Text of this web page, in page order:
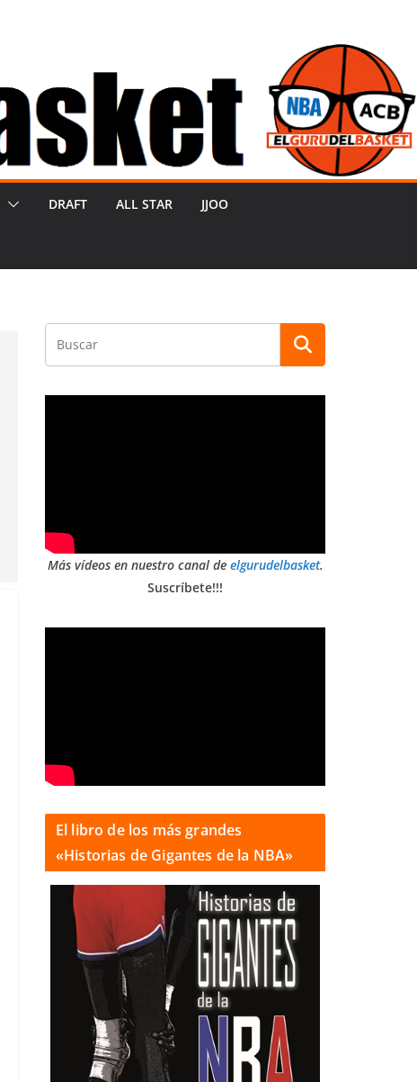
DRAFT ALL STAR JJOO
Más vídeos en nuestro canal de elgurudelbasket.
Suscríbete!!!
El libro de los más grandes
«Historias de Gigantes de la NBA»